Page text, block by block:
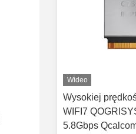
Wideo
Wysokiej
WIFI7
5.8Gbps